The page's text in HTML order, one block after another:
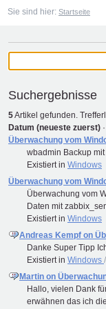
Sie sind hier: Startseite
Suchergebnisse
5Artikel gefunden.
Datum (neueste zuerst) ·
Überwachung vom
wbadmin Backup
Existiert in Windows
Überwachung vom
Überwachung vom
Daten mit
Existiert in Windows
Andreas Kempf on
Danke Super Tipp
Existiert in Windows /
Martin on
Hallo, vielen Dank
erwähnen das ich